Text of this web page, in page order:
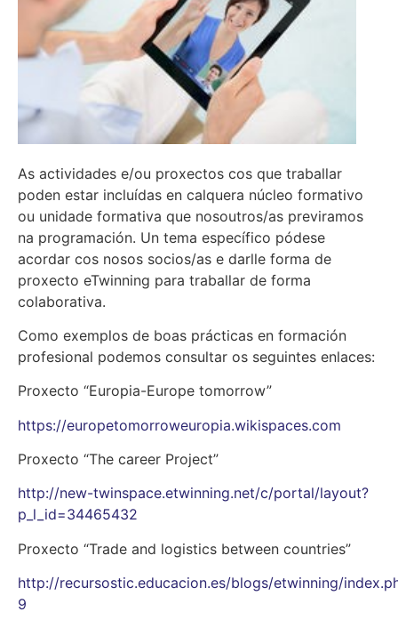
As actividades e/ou proxectos cos que traballar
poden estar incluídas en calquera núcleo formativo
ou unidade formativa que nosoutros/as previramos
na programación. Un tema específico pódese
acordar cos nosos socios/as e darlle forma de
proxecto eTwinning para traballar de forma
colaborativa.
Como exemplos de boas prácticas en formación
profesional podemos consultar os seguintes enlaces:
Proxecto “Europia-Europe tomorrow”
https://europetomorroweuropia.wikispaces.com
Proxecto “The career Project”
http://new-twinspace.etwinning.net/c/portal/layout?
p_l_id=34465432
Proxecto “Trade and logistics between countries”
http://recursostic.educacion.es/blogs/etwinning/
9